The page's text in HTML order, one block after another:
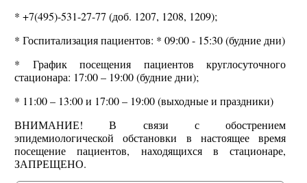
* +7(495)-531-27-77 (доб. 1207, 1208, 1209);
* Госпитализация пациентов: * 09:00 - 15:30 (будние дни)
* График посещения пациентов круглосуточного
стационара: 17:00 – 19:00 (будние дни);
* 11:00 – 13:00 и 17:00 – 19:00 (выходные и праздники)
ВНИМАНИЕ! В связи с обострением
эпидемиологической обстановки в настоящее время
посещение пациентов, находящихся в стационаре,
ЗАПРЕЩЕНО.